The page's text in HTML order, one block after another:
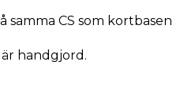
samma CS som kortbasen
handgjord.